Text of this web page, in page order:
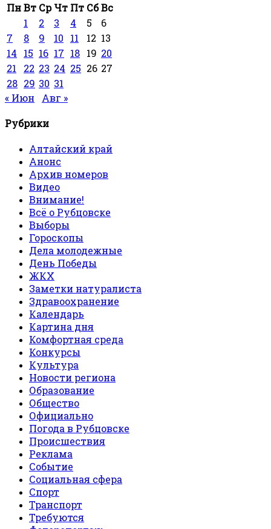
ПнВт Ср Чт Пт СбВс
1
2 3 4 5
6
7
8 9 10 11 12 13
14
15 16 17 18 19 20
21
22 23 24 25 26 27
28 29 30 31
« Июн
Авг »
Рубрики
Алтайский край
Анонс
Архив номеров
Видео
Внимание!
Всё о Рубцовске
Выборы
Гороскопы
Дела молодежные
День Победы
ЖКХ
Заметки натуралиста
Здравоохранение
Календарь
Картина дня
Комфортная среда
Конкурсы
Культура
Новости региона
Образование
Общество
Официально
Погода в Рубцовске
Происшествия
Реклама
Событие
Социальная сфера
Спорт
Транспорт
Требуются